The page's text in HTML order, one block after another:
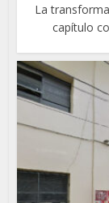
La
capítulo